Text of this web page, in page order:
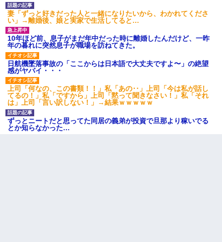
妻「ずっと好きだった人と一緒になりたいから、わかれてくださ
い」→離婚後、娘と実家で生活してると…
10年ほど前、息子がまだ年中だった時に離婚したんだけど、一昨
年の暮れに突然息子が職場を訪ねてきた。
日航機墜落事故の「ここからは日本語で大丈夫ですよ〜」の絶望
感がヤバイ・・・
上司「何なの、この書類！！」私「あの‥」上司「今は私が話し
てるの！」私「ですから」上司「黙って聞きなさい！」私「それ
は」上司「言い訳しない！」→結果ｗｗｗｗｗ
ずっとニートだと思ってた同居の義弟が投資で旦那より稼いでる
とか知らなかった…